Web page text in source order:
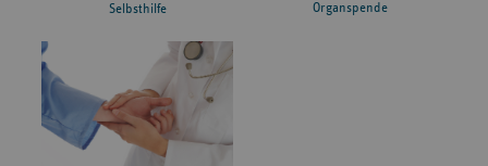
Selbsthilfe Organspende